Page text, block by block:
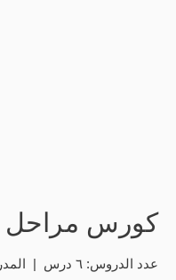
كورس مراحل
عدد الدروس: ٦